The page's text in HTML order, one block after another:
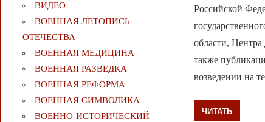
Российской
области,
также
возведении на
ЧИТАТЬ
ВИДЕО
ВОЕННАЯ ЛЕТОПИСЬ
ОТЕЧЕСТВА
ВОЕННАЯ МЕДИЦИНА
ВОЕННАЯ РАЗВЕДКА
ВОЕННАЯ РЕФОРМА
ВОЕННАЯ СИМВОЛИКА
ВОЕННО-ИСТОРИЧЕСКИЙ